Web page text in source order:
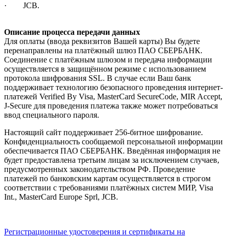
· JCB.
Описание процесса передачи данных
Для оплаты (ввода реквизитов Вашей карты) Вы будете
перенаправлены на платёжный шлюз ПАО СБЕРБАНК.
Соединение с платёжным шлюзом и передача информации
осуществляется в защищённом режиме с использованием
протокола шифрования SSL. В случае если Ваш банк
поддерживает технологию безопасного проведения интернет-
платежей Verified By Visa, MasterCard SecureCode, MIR Accept,
J-Secure для проведения платежа также может потребоваться
ввод специального пароля.
Настоящий сайт поддерживает 256-битное шифрование.
Конфиденциальность сообщаемой персональной информации
обеспечивается ПАО СБЕРБАНК. Введённая информация не
будет предоставлена третьим лицам за исключением случаев,
предусмотренных законодательством РФ. Проведение
платежей по банковским картам осуществляется в строгом
соответствии с требованиями платёжных систем МИР, Visa
Int., MasterCard Europe Sprl, JCB.
Регистрационные удостоверения и сертификаты на